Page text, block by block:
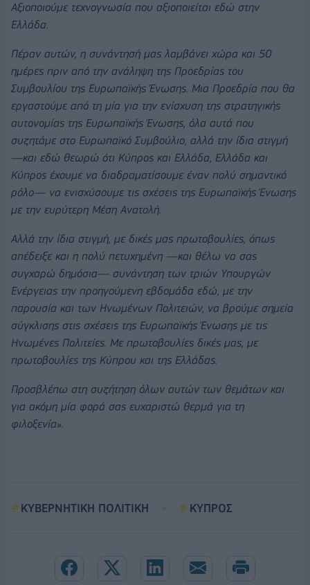
Αξιοποιούμε τεχνογνωσία που αξιοποιείται εδώ στην
Ελλάδα.
Πέραν αυτών, η συνάντησή μας λαμβάνει χώρα και 50
ημέρες πριν από την ανάληψη της Προεδρίας του
Συμβουλίου της Ευρωπαϊκής Ένωσης. Μια Προεδρία που θα
εργαστούμε από τη μία για την ενίσχυση της στρατηγικής
αυτονομίας της Ευρωπαϊκής Ένωσης, όλα αυτά που
συζητάμε στο Ευρωπαϊκό Συμβούλιο, αλλά την ίδια στιγμή
—και εδώ θεωρώ ότι Κύπρος και Ελλάδα, Ελλάδα και
Κύπρος έχουμε να διαδραματίσουμε έναν πολύ σημαντικό
ρόλο— να ενισχύσουμε τις σχέσεις της Ευρωπαϊκής Ένωσης
με την ευρύτερη Μέση Ανατολή.
Αλλά την ίδια στιγμή, με δικές μας πρωτοβουλίες, όπως
απέδειξε και η πολύ πετυχημένη —και θέλω να σας
συγχαρώ δημόσια— συνάντηση των τριών Υπουργών
Ενέργειας την προηγούμενη εβδομάδα εδώ, με την
παρουσία και των Ηνωμένων Πολιτειών, να βρούμε σημεία
σύγκλισης στις σχέσεις της Ευρωπαϊκής Ένωσης με τις
Ηνωμένες Πολιτείες. Με πρωτοβουλίες δικές μας, με
πρωτοβουλίες της Κύπρου και της Ελλάδας.
Προσβλέπω στη συζήτηση όλων αυτών των θεμάτων και
για ακόμη μία φορά σας ευχαριστώ θερμά για τη
φιλοξενία».
ΚΥΒΕΡΝΗΤΙΚΗ ΠΟΛΙΤΙΚΗ ΚΥΠΡΟΣ